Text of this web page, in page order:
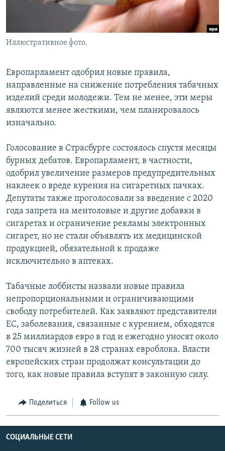
English
Все сайты Радио Азатутюн
Иллюстративное фото.
Европарламент одобрил новые правила,
направленные на снижение потребления табачных
изделий среди молодежи. Тем не менее, эти меры
являются менее жесткими, чем планировалось
изначально.
Голосование в Страсбурге состоялось спустя месяцы
бурных дебатов. Европарламент, в частности,
одобрил увеличение размеров предупредительных
наклеек о вреде курения на сигаретных пачках.
Депутаты также проголосовали за введение с 2020
года запрета на ментоловые и другие добавки в
сигаретах и ограничение рекламы электронных
сигарет, но не стали объявлять их медицинской
продукцией, обязательной к продаже
исключительно в аптеках.
Табачные лоббисты назвали новые правила
непропорциональными и ограничивающими
свободу потребителей. Как заявляют представители
ЕС, заболевания, связанные с курением, обходятся
в 25 миллиардов евро в год и ежегодно уносят около
700 тысяч жизней в 28 странах евроблока. Власти
европейских стран продолжат консультации до
того, как новые правила вступят в законную силу.
Поделиться Follow us
СОЦИАЛЬНЫЕ СЕТИ